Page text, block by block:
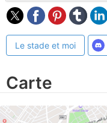
Le stade et moi
Carte